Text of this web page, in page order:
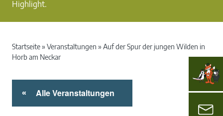
Highlight.
Startseite» Veranstaltungen » Auf der Spur der jungen Wilden in
Horb am Neckar
« Alle Veranstaltungen